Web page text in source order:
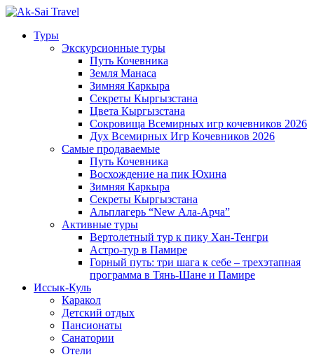
Туры
Экскурсионные туры
Путь Кочевника
Земля Манаса
Зимняя Каркыра
Секреты Кыргызстана
Цвета Кыргызстана
Сокровища Всемирных игр кочевников 2026
Дух Всемирных Игр Кочевников 2026
Самые продаваемые
Путь Кочевника
Восхождение на пик Юхина
Зимняя Каркыра
Секреты Кыргызстана
Альплагерь “New Ала-Арча”
Активные туры
Вертолетный тур к пику Хан-Тенгри
Астро-тур в Памире
Горный путь: три шага к себе – трехэтапная
программа в Тянь-Шане и Памире
Иссык-Куль
Каракол
Детский отдых
Пансионаты
Санатории
Отели